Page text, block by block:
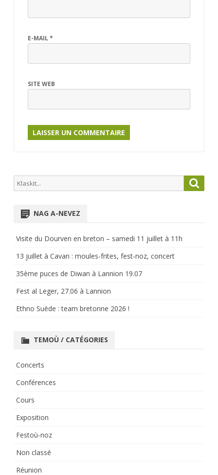
E-MAIL*
SITE WEB
Search
for:
NAG A-NEVEZ
Visite du Dourven en breton – samedi 11 juillet à 11h
13 juillet à Cavan : moules-frites, fest-noz, concert
35ème puces de Diwan à Lannion 19.07
Fest al Leger, 27.06 à Lannion
Ethno Suède : team bretonne 2026 !
TEMOÙ / CATÉGORIES
Concerts
Conférences
Cours
Exposition
Festoù-noz
Non classé
Réunion